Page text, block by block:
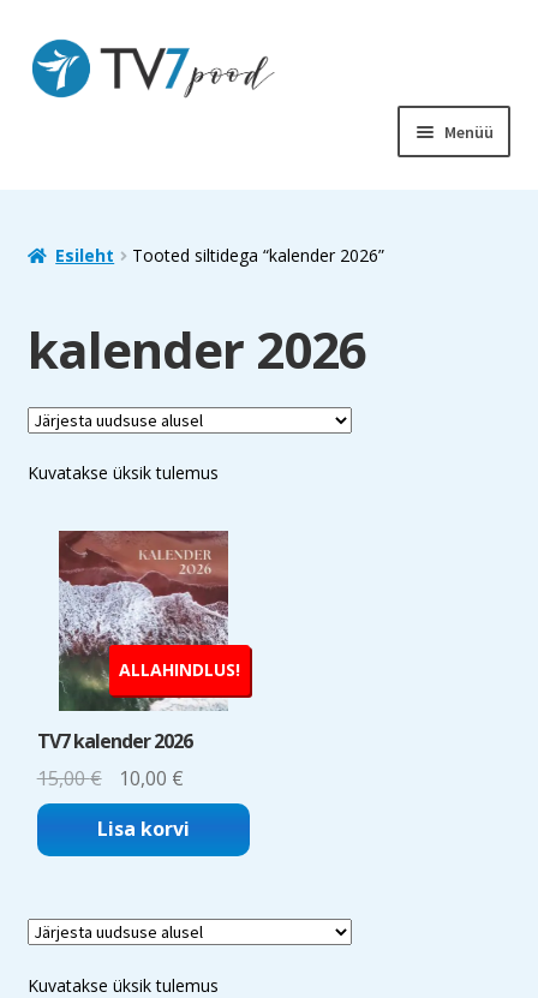
Liigu
navigeerimisele
Liigu
sisu
juurde
Menüü
RAAMATUD
Esileht Tooted siltidega “kalender 2026”
kalender 2026
Kuvatakse üksik tulemus
ALLAHINDLUS!
TV7 kalender 2026
15,00€
Algne
hind
oli:
10,00 €Current
price
is:
Lisa korvi
Kuvatakse üksik tulemus